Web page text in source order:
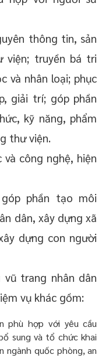
thông tin, sản
viện; truyền bá tri
và nhân loại; phục
giải trí; góp phần
kỹ năng, phẩm
thư viện.
công nghệ, hiện
phần tạo môi
dân, xây dựng xã
dựng con người
trang nhân dân
vụ khác gồm:
phù hợp với yêu cầu
sung và tổ chức khai
ngành quốc phòng, an